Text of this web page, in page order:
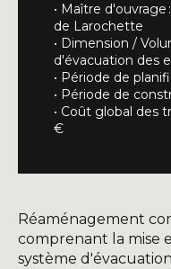
• Maître
de Larochette
• Dimension /
d'évacuation des
• Période de
• Période de
• Coût global des
€
Réaménagement
comprenant la mise
système